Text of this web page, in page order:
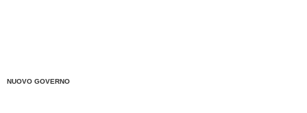
NUOVO GOVERNO